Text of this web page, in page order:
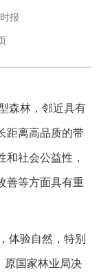
报
森林，邻近具有
距离高品质的带
社会公益性，
善等方面具有重
体验自然，特别
原国家林业局决